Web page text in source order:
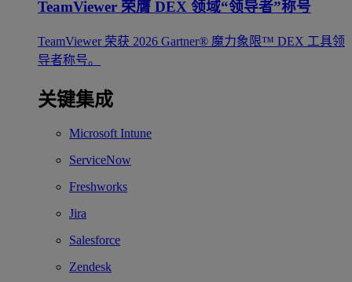
TeamViewer 荣膺 DEX 领域“领导者”称号
TeamViewer 荣获 2026 Gartner® 魔力象限™ DEX 工具领
导者称号。
关键集成
Microsoft Intune
ServiceNow
Freshworks
Jira
Salesforce
Zendesk